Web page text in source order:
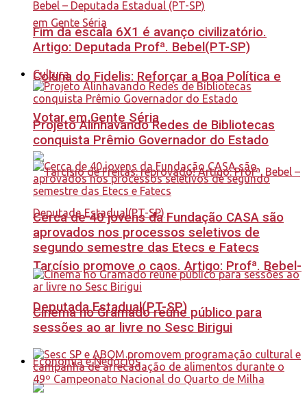
Coluna do Fidelis: Reforçar a Boa Política e
Votar em Gente Séria
Tarcísio promove o caos. Artigo: Profª. Bebel-
Deputada Estadual(PT-SP)
Economia e Negócios
Fim da escala 6X1 é avanço civilizatório.
Artigo: Deputada Profª. Bebel(PT-SP)
Cultura
Projeto Alinhavando Redes de Bibliotecas
conquista Prêmio Governador do Estado
Cerca de 40 jovens da Fundação CASA são
aprovados nos processos seletivos de
segundo semestre das Etecs e Fatecs
Cinema no Gramado reúne público para
sessões ao ar livre no Sesc Birigui